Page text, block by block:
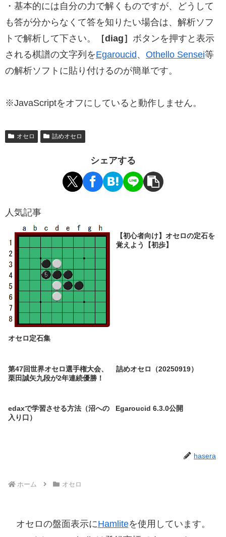
・基本的には自分の力で解くものですが、どうして
も答が分からなくて答を知りたい場合は、解析ソフ
トで解析して下さい。
［diag］ ボタンを押すと表示
される棋譜の文字列をEgaroucid、 Othello Sensei等
の解析ソフトに貼り付けるのが簡単です。
※JavaScriptをオフにしていると動作しません。
オセロ 詰めオセロ
シェアする
人気記事
オセロ定石集
【初心者向け】オセロの定石を
覚えよう【初歩】
第47回世界オセロ選手権大会、
栗田誠矢九段が2年連続優勝！
詰めオセロ（20250919）
edaxで学習させる方法（沼への
入り口）
Egaroucid 6.3.0公開
hasera
ホーム オセロ
オセロの盤面表示にHamliteを使用しています。